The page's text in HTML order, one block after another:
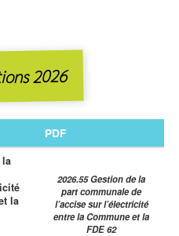
2026
PDF
la
la
2026.55 Gestion de la
part communale de
l’accise sur l’électricité
entre la Commune et la
FDE 62